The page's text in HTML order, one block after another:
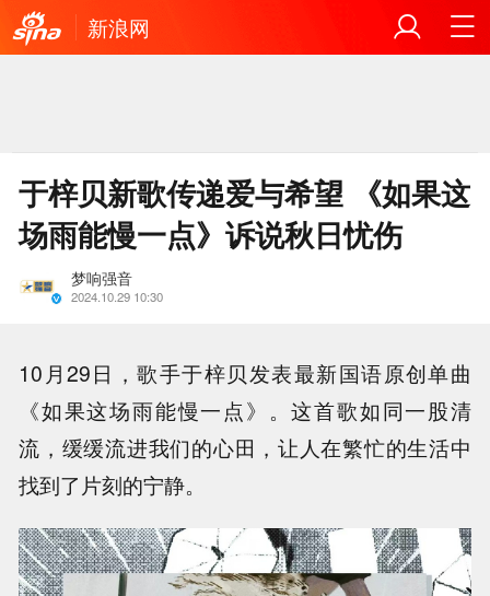
新浪网
于梓贝新歌传递爱与希望 《如果这
场雨能慢一点》诉说秋日忧伤
梦响强音
2024.10.29 10:30
10月29日，歌手于梓贝发表最新国语原创单曲
《如果这场雨能慢一点》。这首歌如同一股清
流，缓缓流进我们的心田，让人在繁忙的生活中
找到了片刻的宁静。